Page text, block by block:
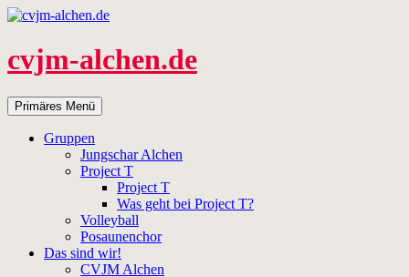
Zum
springen
cvjm-alchen.de
Suchen
Primäres Menü
Gruppen
Jungschar Alchen
Project T
Project T
Was geht bei Project T?
Volleyball
Posaunenchor
Das sind wir!
CVJM Alchen